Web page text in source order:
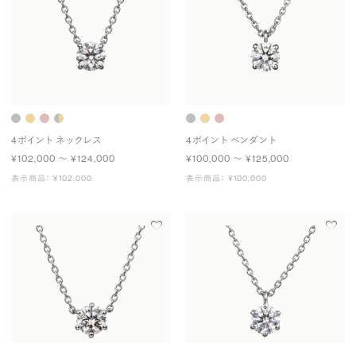
4ポイント ネックレス
¥102,000 〜 ¥124,000
表示商品： ¥102,000
4ポイント ペンダント
¥100,000 〜 ¥125,000
表示商品： ¥100,000